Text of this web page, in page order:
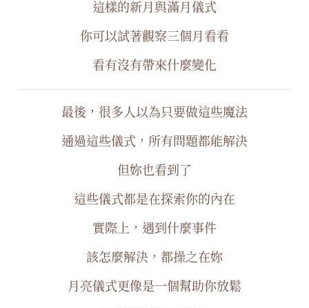
這樣的新月與滿月儀式
你可以試著觀察三個月看看
看有沒有帶來什麼變化
最後，很多人以為只要做這些魔法
通過這些儀式，所有問題都能解決
但妳也看到了
這些儀式都是在探索你的內在
實際上，遇到什麼事件
該怎麼解決，都操之在妳
月亮儀式更像是一個幫助你放鬆